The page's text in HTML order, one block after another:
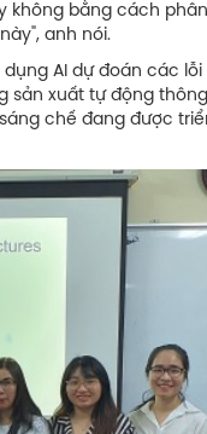
bằng cách
anh nói.
AI dự đoán các
xuất tự động
chế đang được